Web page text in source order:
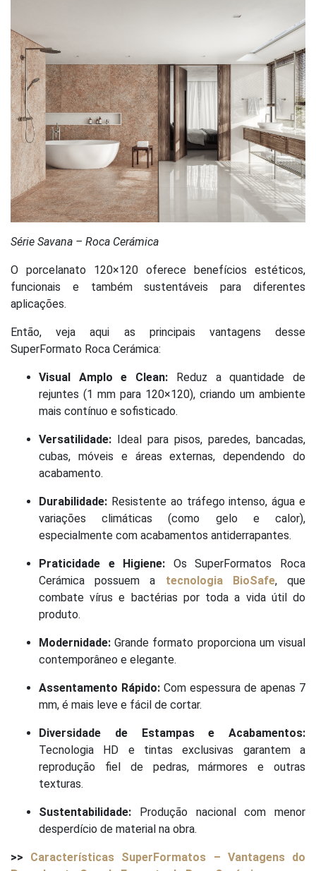
Série Savana – Roca Cerámica
O porcelanato 120×120 oferece benefícios estéticos,
funcionais e também sustentáveis para diferentes
aplicações.
Então, veja aqui as principais vantagens desse
SuperFormato Roca Cerámica:
Visual Amplo e Clean: Reduz a quantidade de
rejuntes (1 mm para 120×120), criando um ambiente
mais contínuo e sofisticado.
Versatilidade: Ideal para pisos, paredes, bancadas,
cubas, móveis e áreas externas, dependendo do
acabamento.
Durabilidade: Resistente ao tráfego intenso, água e
variações climáticas (como gelo e calor),
especialmente com acabamentos antiderrapantes.
Praticidade e Higiene: Os SuperFormatos Roca
Cerámica possuem a tecnologia BioSafe, que
combate vírus e bactérias por toda a vida útil do
produto.
Modernidade: Grande formato proporciona um visual
contemporâneo e elegante.
Assentamento Rápido: Com espessura de apenas 7
mm, é mais leve e fácil de cortar.
Diversidade de Estampas e Acabamentos:
Tecnologia HD e tintas exclusivas garantem a
reprodução fiel de pedras, mármores e outras
texturas.
Sustentabilidade: Produção nacional com menor
desperdício de material na obra.
>>
Características SuperFormatos – Vantagens do